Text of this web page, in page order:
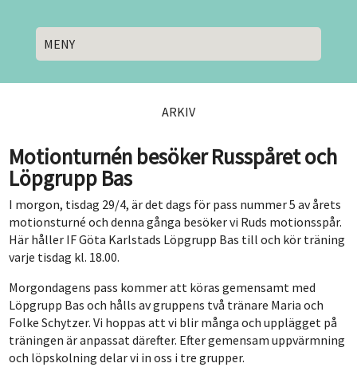
MENY
ARKIV
Motionturnén besöker Russpåret och
Löpgrupp Bas
I morgon, tisdag 29/4, är det dags för pass nummer 5 av årets
motionsturné och denna gånga besöker vi Ruds motionsspår.
Här håller IF Göta Karlstads Löpgrupp Bas till och kör träning
varje tisdag kl. 18.00.
Morgondagens pass kommer att köras gemensamt med
Löpgrupp Bas och hålls av gruppens två tränare Maria och
Folke Schytzer. Vi hoppas att vi blir många och upplägget på
träningen är anpassat därefter. Efter gemensam uppvärmning
och löpskolning delar vi in oss i tre grupper.